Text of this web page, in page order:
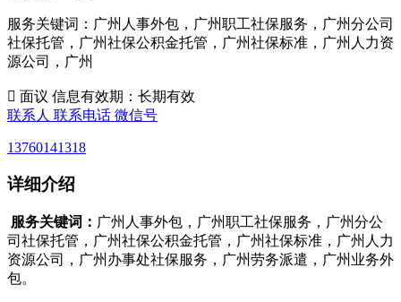
服务关键词：广州人事外包，广州职工社保服务，广州分公司
社保托管，广州社保公积金托管，广州社保标准，广州人力资
源公司，广州
 面议 信息有效期：长期有效
联系人 联系电话 微信号
13760141318
详细介绍
服务关键词： 广州人事外包，广州职工社保服务，广州分公
司社保托管，广州社保公积金托管，广州社保标准，广州人力
资源公司，广州办事处社保服务，广州劳务派遣，广州业务外
包。